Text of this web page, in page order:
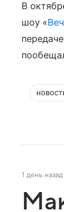
В
шоу «
1 день назад